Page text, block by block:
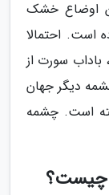
اوضاع خشک
است. احتمالا
باداب سورت از
دیگر جهان
است. چشمه
چیست؟